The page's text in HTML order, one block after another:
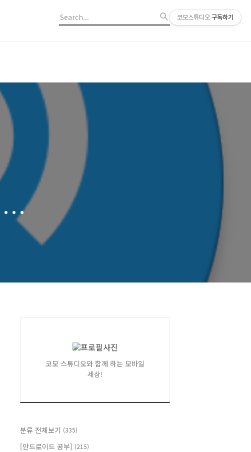
코모 스튜디오와 함께 하는 모바일
세상!
분류 전체보기 (335)
[안드로이드 공부] (215)
코모스튜디오 구독하기